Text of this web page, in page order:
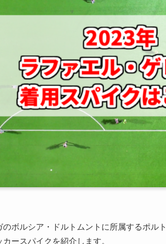
のボルシア・ドルトムントに所属するポル
ースパイクを紹介します。